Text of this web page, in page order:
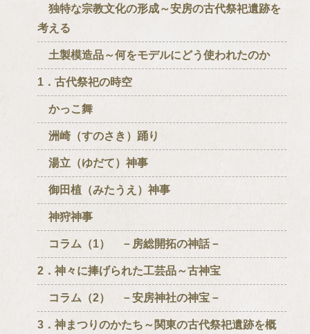
独特な宗教文化の形成～安房の古代祭祀遺跡を
考える
土製模造品～何をモデルにどう使われたのか
1．古代祭祀の時空
かっこ舞
洲崎（すのさき）踊り
湯立（ゆだて）神事
御田植（みたうえ）神事
神狩神事
コラム（1） －房総開拓の神話－
2．神々に捧げられた工芸品～古神宝
コラム（2） －安房神社の神宝－
3．神まつりのかたち～関東の古代祭祀遺跡を概